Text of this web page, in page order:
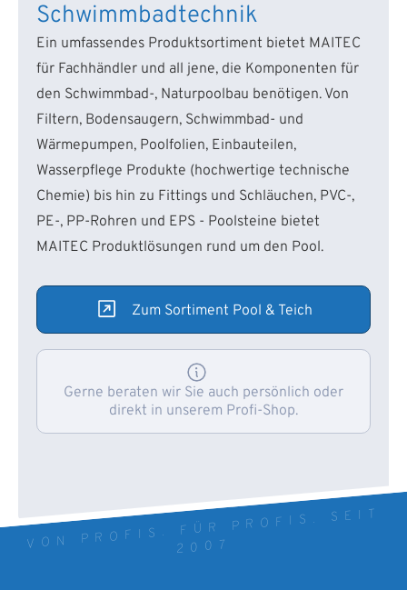
Schwimmbadtechnik
Ein umfassendes Produktsortiment bietet MAITEC
für Fachhändler und all jene, die Komponenten für
den Schwimmbad-, Naturpoolbau benötigen. Von
Filtern, Bodensaugern, Schwimmbad- und
Wärmepumpen, Poolfolien, Einbauteilen,
Wasserpflege Produkte (hochwertige technische
Chemie) bis hin zu Fittings und Schläuchen, PVC-,
PE-, PP-Rohren und EPS - Poolsteine bietet
MAITEC Produktlösungen rund um den Pool.
Zum Sortiment Pool & Teich
Gerne beraten wir Sie auch persönlich oder
direkt in unserem Profi-Shop.
VON PROFIS. FÜR PROFIS. SEIT
2007